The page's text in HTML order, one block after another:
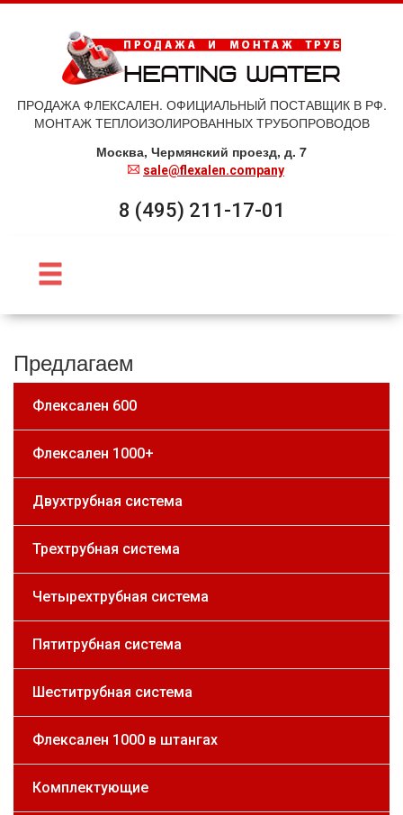
ПРОДАЖА ФЛЕКСАЛЕН. ОФИЦИАЛЬНЫЙ ПОСТАВЩИК В РФ.
МОНТАЖ ТЕПЛОИЗОЛИРОВАННЫХ ТРУБОПРОВОДОВ
Москва, Чермянский проезд, д. 7
sale@flexalen.company
8 (495) 211-17-01
Предлагаем
Флексален 600
Флексален 1000+
Двухтрубная система
Трехтрубная система
Четырехтрубная система
Пятитрубная система
Шеститрубная система
Флексален 1000 в штангах
Комплектующие